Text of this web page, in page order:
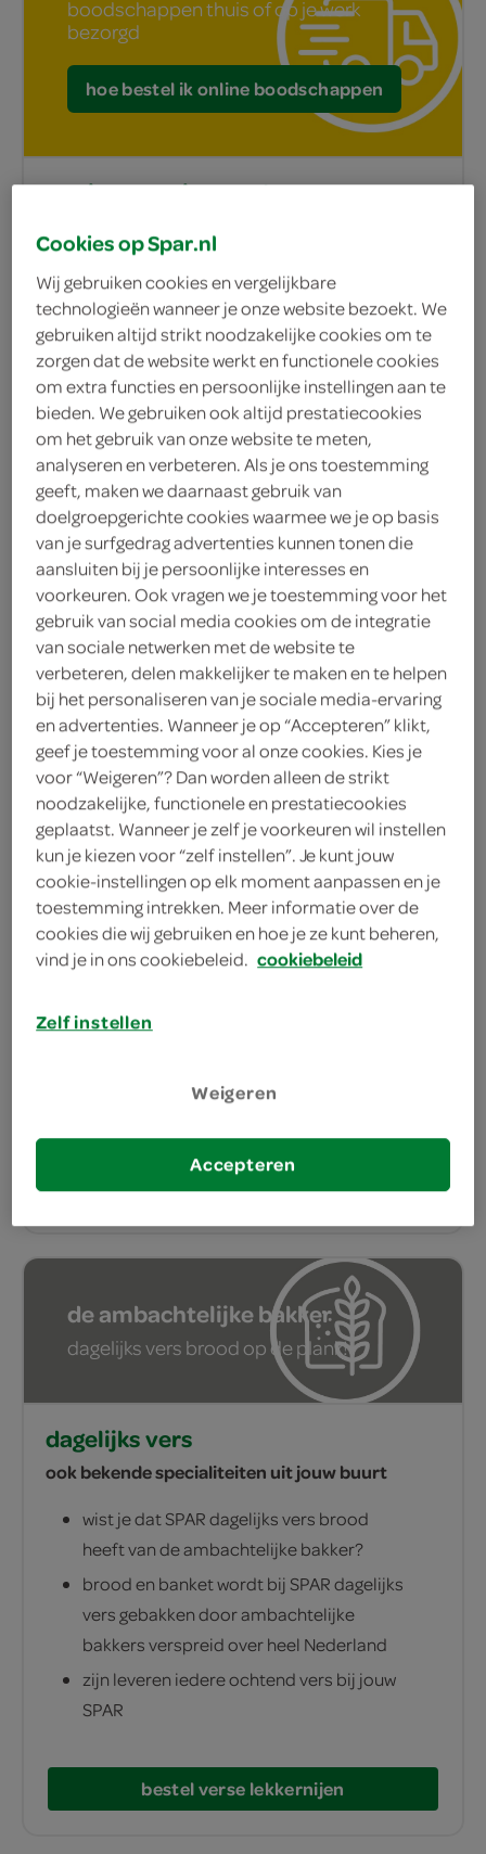
boodschappen thuis of op je werk
bezorgd
hoe bestel ik online boodschappen
nooit meer sjouwen!
bestel je boodschappen gemakkelijk
online
géén minimum bestelbedrag
vanaf € 50.- gratis thuisbezorgd
vandaag besteld, vandaag in huis*
bestel je boodschappen online
maaltijdservice Eet smakelijk!
de makkelijke maaltijdservice van SPAR
maaltijdservice eet smakelijk!
verse én gevarieerde kant-en-klaar
maaltijden
bereid door professionele koks
eiwitreik, zoutarm en vegetarisch
verkrijgbaar
heerlijke seizoensmaaltijden
makkelijk te bestellen voor iemand
maaltijdboxen voor heel de week!
bestel verse maaltijden
de ambachtelijke bakker
dagelijks vers brood op de plank!
dagelijks vers
ook bekende specialiteiten uit jouw buurt
wist je dat SPAR dagelijks vers brood
heeft van de ambachtelijke bakker?
brood en banket wordt bij SPAR dagelijks
vers gebakken door ambachtelijke
bakkers verspreid over heel Nederland
zijn leveren iedere ochtend vers bij jouw
SPAR
bestel verse lekkernijen
Cookies op Spar.nl
Wij gebruiken cookies en vergelijkbare
technologieën wanneer je onze website bezoekt. We
gebruiken altijd strikt noodzakelijke cookies om te
zorgen dat de website werkt en functionele cookies
om extra functies en persoonlijke instellingen aan te
bieden. We gebruiken ook altijd prestatiecookies
om het gebruik van onze website te meten,
analyseren en verbeteren. Als je ons toestemming
geeft, maken we daarnaast gebruik van
doelgroepgerichte cookies waarmee we je op basis
van je surfgedrag advertenties kunnen tonen die
aansluiten bij je persoonlijke interesses en
voorkeuren. Ook vragen we je toestemming voor het
gebruik van social media cookies om de integratie
van sociale netwerken met de website te
verbeteren, delen makkelijker te maken en te helpen
bij het personaliseren van je sociale media-ervaring
en advertenties. Wanneer je op “Accepteren” klikt,
geef je toestemming voor al onze cookies. Kies je
voor “Weigeren”? Dan worden alleen de strikt
noodzakelijke, functionele en prestatiecookies
geplaatst. Wanneer je zelf je voorkeuren wil instellen
kun je kiezen voor “zelf instellen”. Je kunt jouw
cookie-instellingen op elk moment aanpassen en je
toestemming intrekken. Meer informatie over de
cookies die wij gebruiken en hoe je ze kunt beheren,
vind je in ons cookiebeleid. cookiebeleid
Zelf instellen
Weigeren
Accepteren